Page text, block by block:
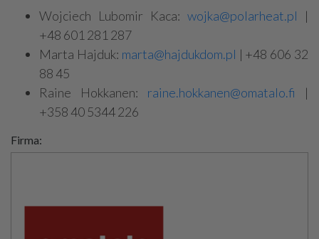
Wojciech Lubomir Kaca: wojka@polarheat.pl |
+48 601 281 287
Marta Hajduk: marta@hajdukdom.pl | +48 606 32
88 45
Raine Hokkanen: raine.hokkanen@omatalo.fi |
+358 40 5344 226
Firma: